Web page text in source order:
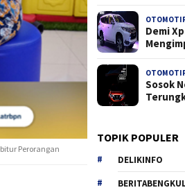
Perorangan
Demi
Sosok
TOPIK POPULER
DELIKINFO